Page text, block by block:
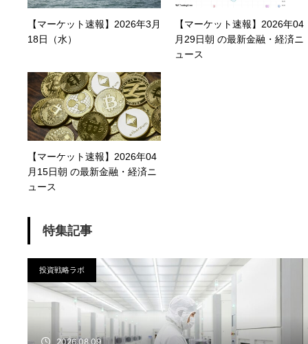
【マーケット速報】2026年3月
18日（水）
【マーケット速報】2026年04
月29日朝 の最新金融・経済ニ
ュース
【マーケット速報】2026年04
月15日朝 の最新金融・経済ニ
ュース
特集記事
投資戦略ラボ
2026.08.09